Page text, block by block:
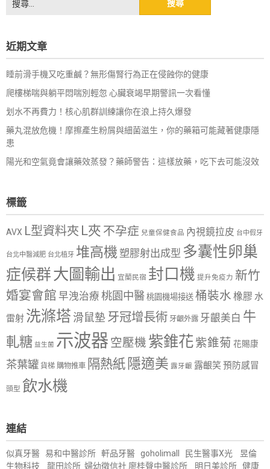
尋
字:
近期文章
睡前滑手機又吃重鹹？無形傷腎行為正在侵蝕你的健康
爬樓梯喘與躺平悶喘別輕忽 心臟衰竭早期警訊一次看懂
划水不再費力！核心肌群訓練讓你在浪上持久爆發
藥丸混放危機！摩擦產生粉屑與細菌滋生，你的藥箱可能藏著健康隱
患
陽光和空氣竟會讓藥效蒸發？藥師警告：這樣放藥，吃下去可能沒效
標籤
AVX L型資料夾 L夾 不孕症 兒童保健食品 內視鏡拉皮 台中假牙
台北中醫減肥 台北植牙 堆高機塑膠射出成型 多囊性卵巢
症候群大圖輸出 宜蘭民宿 封口機 提升免疫力 新竹
婚宴會館 早洩治療 桃園中醫 桃園機場接送 桶裝水 橡膠 水
雷射 洗滌塔 滑鼠墊 牙冠增長術 牙齦外露 牙齦美白 牛
軋糖 益生菌 示波器 空壓機 紫錐花紫錐菊 花賜康
茶葉罐 貨梯 購物推車 隔熱紙 隱適美 露牙齦 露齦笑預防感冒
頭型 飲水機
連結
似真牙醫 易和中醫診所 軒品牙醫 goholimall 民生醫事X光
昱倫
生物科技
龍田診所 婦幼徵信社 廖桂聲中醫診所 明日美診所 健康